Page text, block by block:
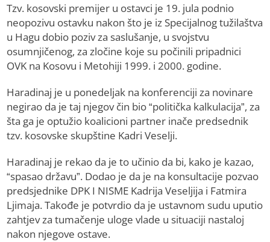
Tzv. kosovski premijer u ostavci je 19. jula podnio
neopozivu ostavku nakon što je iz Specijalnog tužilaštva
u Hagu dobio poziv za saslušanje, u svojstvu
osumnjičenog, za zločine koje su počinili pripadnici
OVK na Kosovu i Metohiji 1999. i 2000. godine.
Haradinaj je u ponedeljak na konferenciji za novinare
negirao da je taj njegov čin bio “politička kalkulacija”, za
šta ga je optužio koalicioni partner inače predsednik
tzv. kosovske skupštine Kadri Veselji.
Haradinaj je rekao da je to učinio da bi, kako je kazao,
“spasao državu”. Dodao je da je na konsultacije pozvao
predsjednike DPK I NISME Kadrija Veseljija i Fatmira
Ljimaja. Takođe je potvrdio da je ustavnom sudu uputio
zahtjev za tumačenje uloge vlade u situaciji nastaloj
nakon njegove ostave.